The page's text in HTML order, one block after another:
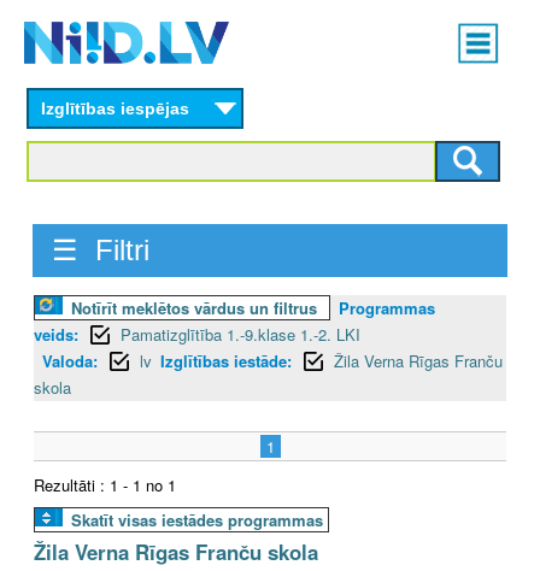
content
Main
menu
Izglītības iespējas
☰ Filtri
Notīrīt meklētos vārdus un filtrus
Programmas
veids:
Pamatizglītība 1.-9.klase 1.-2. LKI
Valoda:
lv Izglītības iestāde:
Žila Verna Rīgas Franču
skola
1
Rezultāti : 1 - 1 no 1
Skatīt visas iestādes programmas
Žila Verna Rīgas Franču skola